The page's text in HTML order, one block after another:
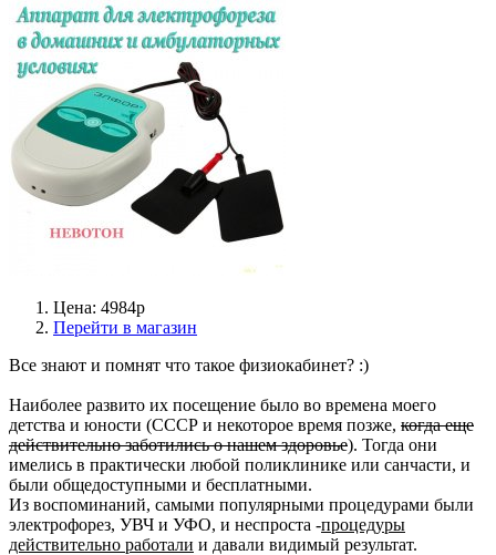
Цена: 4984р
Перейти в магазин
Все знают и помнят что такое физиокабинет? :)
Наиболее развито их посещение было во времена моего
детства и юности (СССР и некоторое время позже, когда еще
действительно заботились о нашем здоровье). Тогда они
имелись в практически любой поликлинике или санчасти, и
были общедоступными и бесплатными.
Из воспоминаний, самыми популярными процедурами были
электрофорез, УВЧ и УФО, и неспроста -процедуры
действительно работали и давали видимый результат.